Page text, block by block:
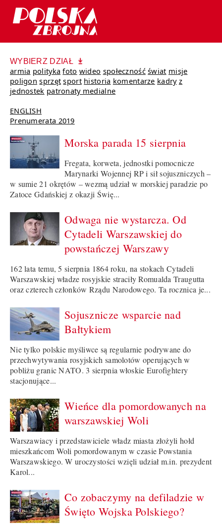
WYBIERZ DZIAŁ
armia polityka foto wideo społeczność świat misje
poligon sprzęt sport historia komentarze kadry z
jednostek patronaty medialne
ENGLISH
Prenumerata 2019
Morska parada 15 sierpnia
Fregata, korweta, jednostki pomocnicze
Marynarki Wojennej RP i sił sojuszniczych –
w sumie 21 okrętów – wezmą udział w morskiej paradzie po
Zatoce Gdańskiej z okazji Świę...
Odwaga nie wystarcza. Od
Cytadeli Warszawskiej do
powstańczej Warszawy
162 lata temu, 5 sierpnia 1864 roku, na stokach Cytadeli
Warszawskiej władze rosyjskie straciły Romualda Traugutta
oraz czterech członków Rządu Narodowego. Ta rocznica je...
Sojusznicze wsparcie nad
Bałtykiem
Nie tylko polskie myśliwce są regularnie podrywane do
przechwytywania rosyjskich samolotów operujących w
pobliżu granic NATO. 3 sierpnia włoskie Eurofightery
stacjonujące...
Wieńce dla pomordowanych na
warszawskiej Woli
Warszawiacy i przedstawiciele władz miasta złożyli hołd
mieszkańcom Woli pomordowanym w czasie Powstania
Warszawskiego. W uroczystości wzięli udział m.in. prezydent
Karol...
Co zobaczymy na defiladzie w
Święto Wojska Polskiego?